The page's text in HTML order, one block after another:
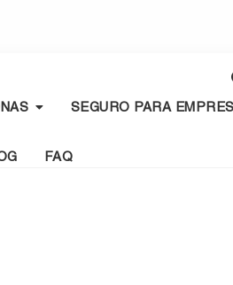
SEGURO PARA
FAQ